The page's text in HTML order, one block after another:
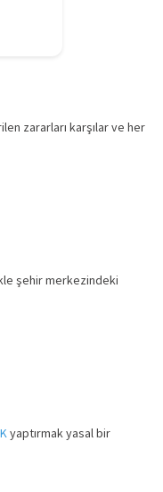
zararları karşılar ve her
şehir merkezindeki
yaptırmak yasal bir